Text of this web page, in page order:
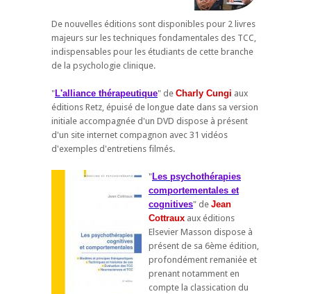
De nouvelles éditions sont disponibles pour 2 livres
majeurs sur les techniques fondamentales des TCC,
indispensables pour les étudiants de cette branche
de la psychologie clinique.
"L'alliance thérapeutique" de Charly Cungi aux
éditions Retz, épuisé de longue date dans sa version
initiale accompagnée d'un DVD dispose à présent
d'un site internet compagnon avec 31 vidéos
d'exemples d'entretiens filmés.
"Les psychothérapies
comportementales et
cognitives" de Jean
Cottraux aux éditions
Elsevier Masson dispose à
présent de sa 6ème édition,
profondément remaniée et
prenant notamment en
compte la classication du